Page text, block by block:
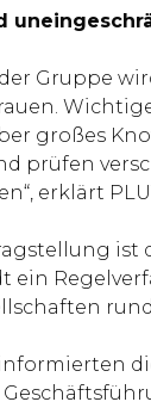
Gruppe
großes
prüfen
erklärt
ist